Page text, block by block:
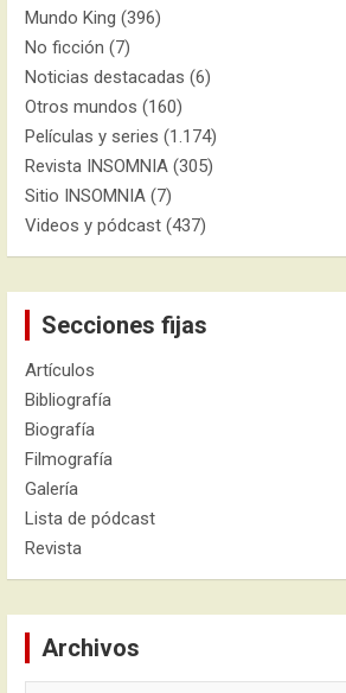
Mundo King (396)
No ficción (7)
Noticias destacadas (6)
Otros mundos (160)
Películas y series (1.174)
Revista INSOMNIA (305)
Sitio INSOMNIA (7)
Videos y pódcast (437)
Secciones fijas
Artículos
Bibliografía
Biografía
Filmografía
Galería
Lista de pódcast
Revista
Archivos